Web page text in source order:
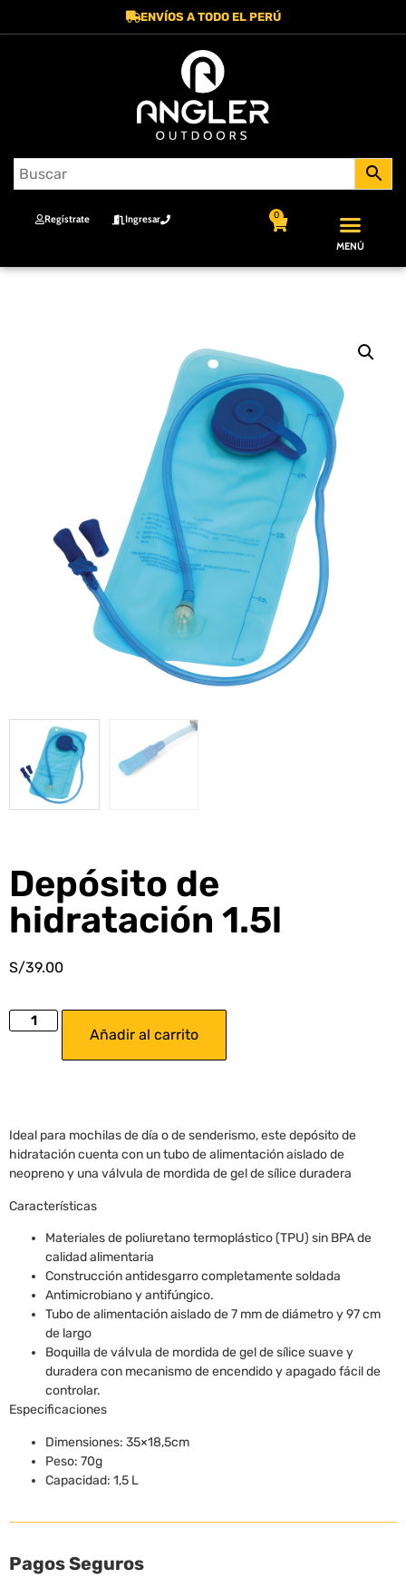
ENVÍOS A TODO EL PERÚ
Regístrate Ingresar 0
MENÚ
Depósito de
hidratación 1.5l
S/39.00
Añadir al carrito
Ideal para mochilas de día o de senderismo, este depósito de
hidratación cuenta con un tubo de alimentación aislado de
neopreno y una válvula de mordida de gel de sílice duradera
Características
Materiales de poliuretano termoplástico (TPU) sin BPA de
calidad alimentaria
Construcción antidesgarro completamente soldada
Antimicrobiano y antifúngico.
Tubo de alimentación aislado de 7 mm de diámetro y 97 cm
de largo
Boquilla de válvula de mordida de gel de sílice suave y
duradera con mecanismo de encendido y apagado fácil de
controlar.
Especificaciones
Dimensiones: 35×18,5cm
Peso: 70g
Capacidad: 1,5 L
Pagos Seguros